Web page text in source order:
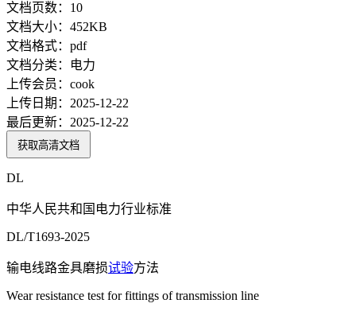
文档页数： 10
文档大小： 452KB
文档格式： pdf
文档分类：
电力
上传会员： cook
上传日期： 2025-12-22
最后更新： 2025-12-22
获取高清文档
DL
中华人民共和国电力行业标准
DL/T1693-2025
输电线路金具磨损试验方法
Wear resistance test for fittings of transmission line